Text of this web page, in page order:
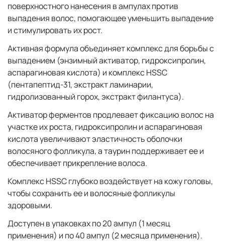
поверхностного нанесения в ампулах против
выпадения волос, помогающее уменьшить выпадение
и стимулировать их рост.
Активная формула объединяет комплекс для борьбы с
выпадением (энзимный активатор, гидроксипролин,
аспарагиновая кислота) и комплекс HSSC
(пентапептид-31, экстракт ламинарии,
гидролизованный горох, экстракт филантуса).
Активатор ферментов продлевает фиксацию волос на
участке их роста, гидроксипролин и аспарагиновая
кислота увеличивают эластичность оболочки
волосяного фолликула, а таурин поддерживает ее и
обеспечивает прикрепление волоса.
Комплекс HSSC глубоко воздействует на кожу головы,
чтобы сохранить ее и волосяные фолликулы
здоровыми.
Доступен в упаковках по 20 ампул (1 месяц
применения) и по 40 ампул (2 месяца применения).